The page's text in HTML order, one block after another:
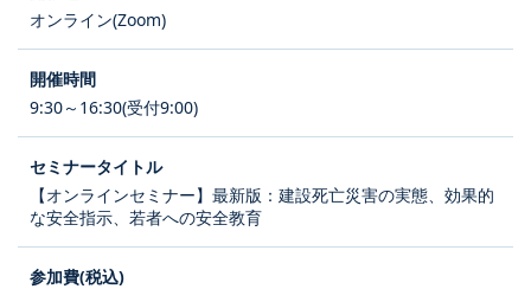
オンライン(Zoom)
9:30～16:30(受付9:00)
【オンラインセミナー】最新版：建設死亡災害の実態、効果的
な安全指示、若者への安全教育